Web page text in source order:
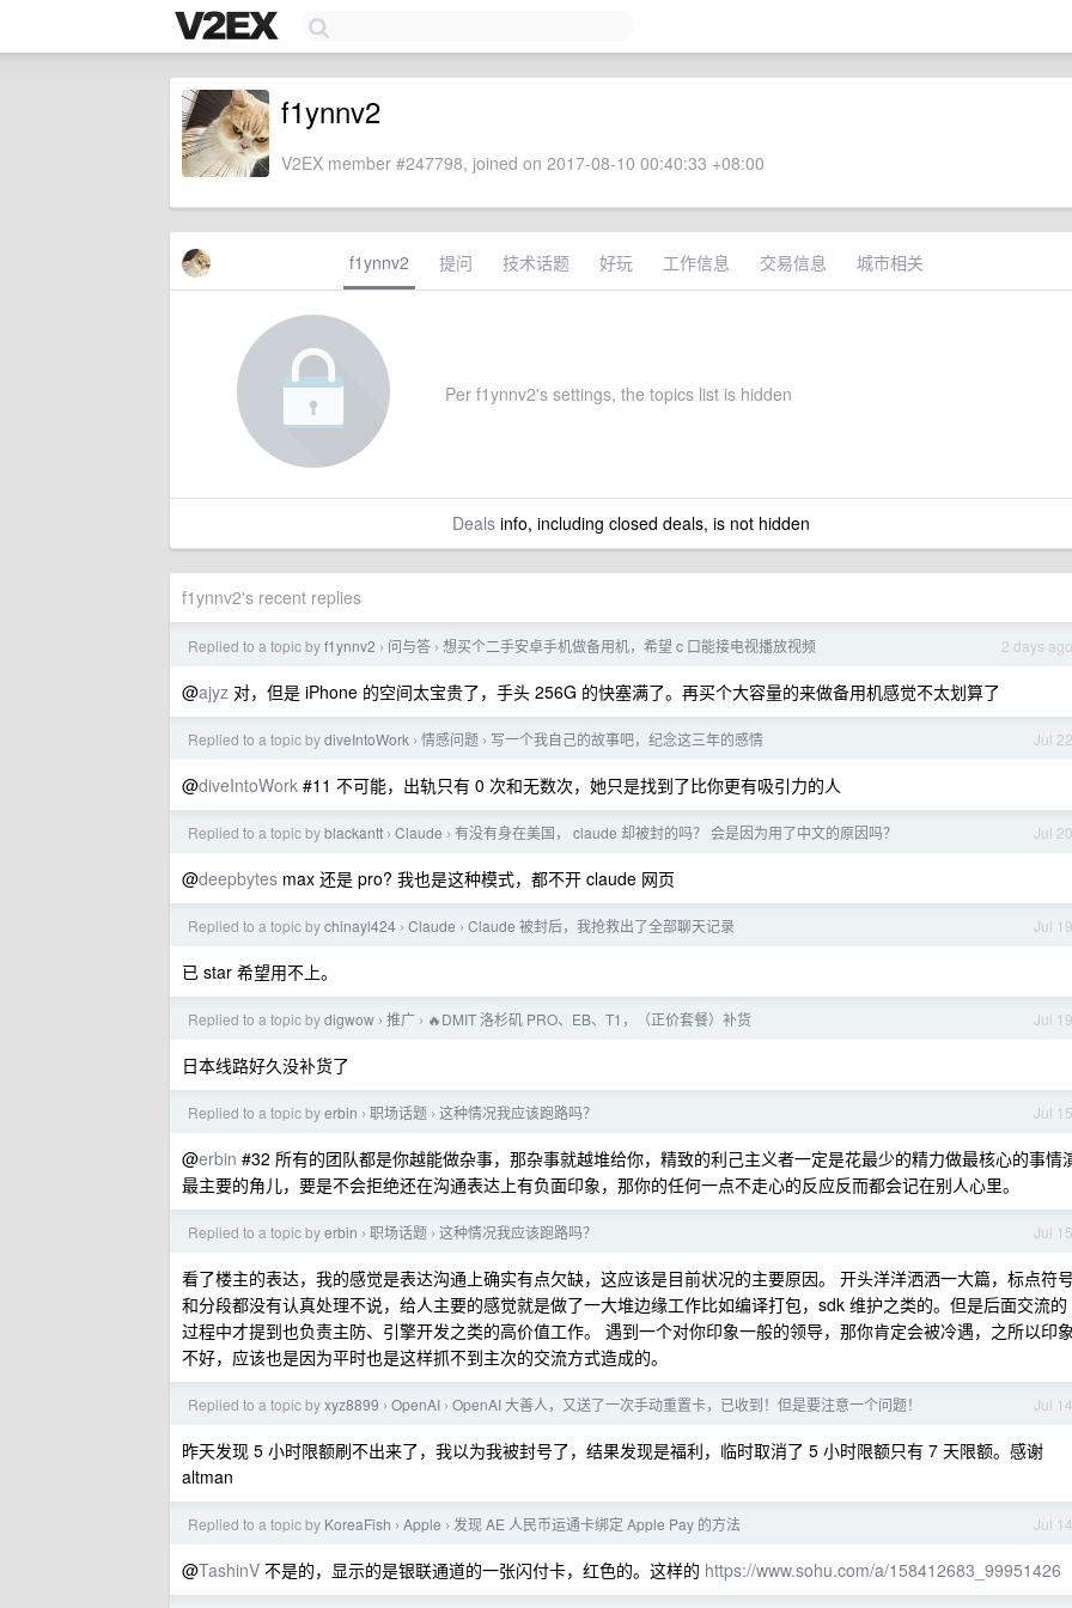
f1ynnv2
V2EX member #247798, joined on 2017-08-10 00:40:33 +08:00
f1ynnv2 提问 技术话题 好玩 工作信息 交易信息 城市相关
Per f1ynnv2's settings, the topics list is hidden
Dealsinfo, including closed deals, is not hidden
f1ynnv2's recent replies
2 days ago
Replied to a topic byf1ynnv2 › 问与答 › 想买个二手安卓手机做备用机，希望 c 口能接电视播放视频
@ajyz 对，但是 iPhone 的空间太宝贵了，手头 256G 的快塞满了。再买个大容量的来做备用机感觉不太划算了
Jul 22
Replied to a topic bydiveIntoWork › 情感问题 › ​写一个我自己的故事吧，纪念这三年的感情
@diveIntoWork #11 不可能，出轨只有 0 次和无数次，她只是找到了比你更有吸引力的人
Jul 20
Replied to a topic byblackantt › Claude › 有没有身在美国， claude 却被封的吗？ 会是因为用了中文的原因吗？
@deepbytes max 还是 pro? 我也是这种模式，都不开 claude 网页
Jul 19
Replied to a topic bychinayl424 › Claude › Claude 被封后，我抢救出了全部聊天记录
已 star 希望用不上。
Jul 19
Replied to a topic bydigwow › 推广 › 🔥DMIT 洛杉矶 PRO、EB、T1，（正价套餐）补货
日本线路好久没补货了
Jul 15
Replied to a topic byerbin › 职场话题 › 这种情况我应该跑路吗？
@erbin #32 所有的团队都是你越能做杂事，那杂事就越堆给你，精致的利己主义者一定是花最少的精力做最核心的事情
最主要的角儿，要是不会拒绝还在沟通表达上有负面印象，那你的任何一点不走心的反应反而都会记在别人心里。
Jul 15
Replied to a topic byerbin › 职场话题 › 这种情况我应该跑路吗？
看了楼主的表达，我的感觉是表达沟通上确实有点欠缺，这应该是目前状况的主要原因。 开头洋洋洒洒一大篇，标点符号
和分段都没有认真处理不说，给人主要的感觉就是做了一大堆边缘工作比如编译打包，sdk 维护之类的。但是后面交流的
过程中才提到也负责主防、引擎开发之类的高价值工作。 遇到一个对你印象一般的领导，那你肯定会被冷遇，之所以印象
不好，应该也是因为平时也是这样抓不到主次的交流方式造成的。
Jul 14
Replied to a topic byxyz8899 › OpenAI › OpenAI 大善人，又送了一次手动重置卡，已收到！但是要注意一个问题！
昨天发现 5 小时限额刷不出来了，我以为我被封号了，结果发现是福利，临时取消了 5 小时限额只有 7 天限额。感谢
altman
Jul 14
Replied to a topic by KoreaFish › Apple › 发现 AE 人民币运通卡绑定 Apple Pay 的方法
@TashinV 不是的，显示的是银联通道的一张闪付卡，红色的。这样的 https://www.sohu.com/a/158412683_99951426